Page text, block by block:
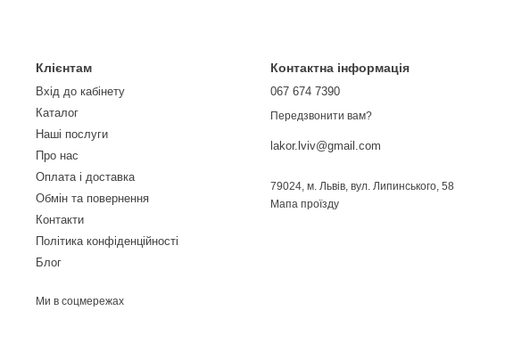
Клієнтам
Вхід до кабінету
Каталог
Наші послуги
Про нас
Оплата і доставка
Обмін та повернення
Контакти
Політика конфіденційності
Блог
Ми в соцмережах
Контактна інформація
067 674 7390
Передзвонити вам?
lakor.lviv@gmail.com
79024, м. Львів, вул. Липинського, 58
Мапа проїзду